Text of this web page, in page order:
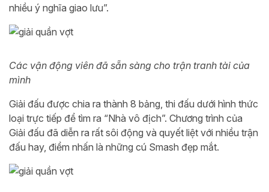
nhiều ý nghĩa giao lưu”.
Các vận động viên đã sẵn sàng cho trận tranh tài của
mình
Giải đấu được chia ra thành 8 bảng, thi đấu dưới hình thức
loại trực tiếp để tìm ra “Nhà vô địch”. Chương trình của
Giải đấu đã diễn ra rất sôi động và quyết liệt với nhiều trận
đấu hay, điểm nhấn là những cú Smash đẹp mắt.